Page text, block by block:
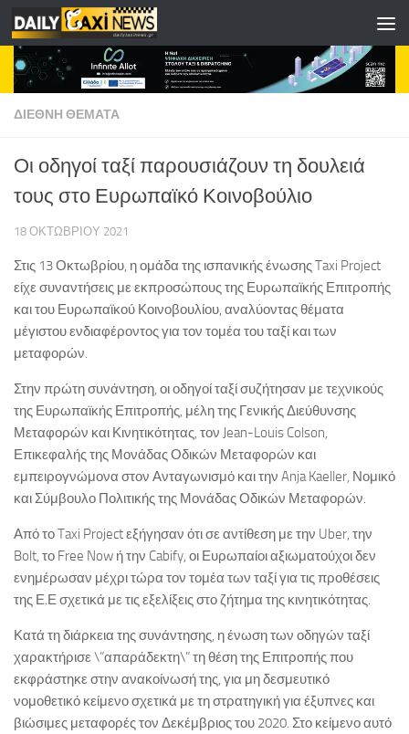
Skip to content
ΔΙΕΘΝΗ ΘΕΜΑΤΑ
Οι οδηγοί ταξί παρουσιάζουν τη δουλειά
τους στο Ευρωπαϊκό Κοινοβούλιο
18 ΟΚΤΩΒΡΊΟΥ 2021
Στις 13 Οκτωβρίου, η ομάδα της ισπανικής ένωσης Taxi Project
είχε συναντήσεις με εκπροσώπους της Ευρωπαϊκής Επιτροπής
και του Ευρωπαϊκού Κοινοβουλίου, αναλύοντας θέματα
μέγιστου ενδιαφέροντος για τον τομέα του ταξί και των
μεταφορών.
Στην πρώτη συνάντηση, οι οδηγοί ταξί συζήτησαν με τεχνικούς
της Ευρωπαϊκής Επιτροπής, μέλη της Γενικής Διεύθυνσης
Μεταφορών και Κινητικότητας, τον Jean-Louis Colson,
Επικεφαλής της Μονάδας Οδικών Μεταφορών και
εμπειρογνώμονα στον Ανταγωνισμό και την Anja Kaeller, Νομικό
και Σύμβουλο Πολιτικής της Μονάδας Οδικών Μεταφορών.
Από το Taxi Project εξήγησαν ότι σε αντίθεση με την Uber, την
Bolt, το Free Now ή την Cabify, οι Ευρωπαίοι αξιωματούχοι δεν
ενημέρωσαν μέχρι τώρα τον τομέα των ταξί για τις προθέσεις
της Ε.Ε σχετικά με τις εξελίξεις στο ζήτημα της κινητικότητας.
Κατά τη διάρκεια της συνάντησης, η ένωση των οδηγών ταξί
χαρακτήρισε \”απαράδεκτη\” τη θέση της Επιτροπής που
εκφράστηκε στην ανακοίνωσή της, για μη δεσμευτικό
νομοθετικό κείμενο σχετικά με τη στρατηγική για έξυπνες και
βιώσιμες μεταφορές τον Δεκέμβριος του 2020. Στο κείμενο αυτό